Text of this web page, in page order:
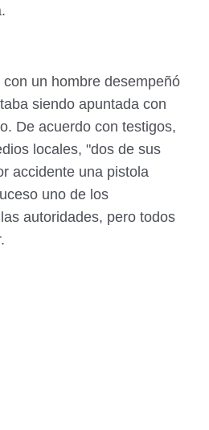
un hombre desempeñó
siendo apuntada con
De acuerdo con testigos,
locales, "dos de sus
accidente una pistola
uno de los
autoridades, pero todos